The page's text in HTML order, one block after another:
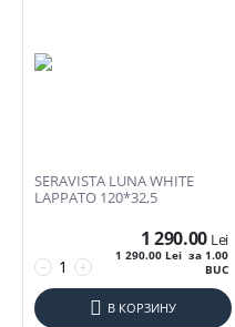
30*60
32*120
33*66
Бренд
Evimetal
NGKutahya
Seranit
SERAVISTA LUNA WHITE
LAPPATO 120*32,5
+
−
1 290.00 Lei
1 290.00 Lei за 1.00
BUC
В КОРЗИНУ